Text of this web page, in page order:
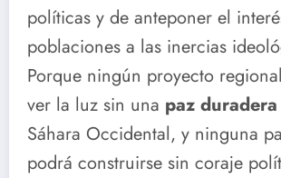
políticas y de anteponer el
poblaciones a las inercias
Porque ningún proyecto
ver la luz sin una paz duradera
Sáhara Occidental, y ninguna
podrá construirse sin coraje